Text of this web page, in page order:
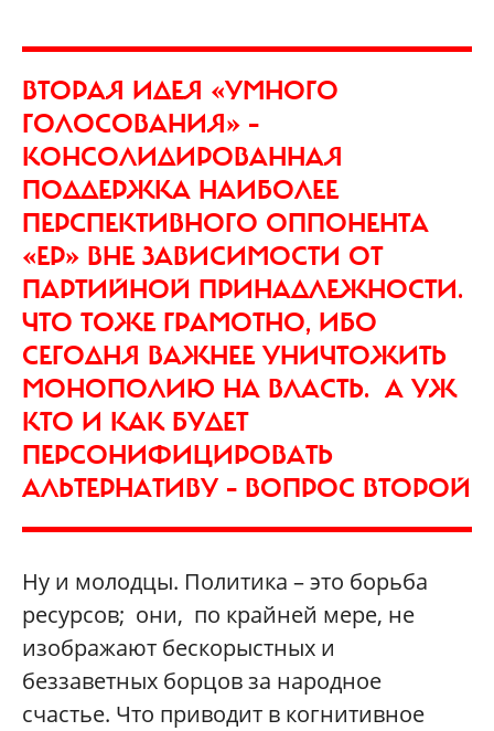
ВТОРАЯ ИДЕЯ «УМНОГО
ГОЛОСОВАНИЯ» –
КОНСОЛИДИРОВАННАЯ
ПОДДЕРЖКА НАИБОЛЕЕ
ПЕРСПЕКТИВНОГО ОППОНЕНТА
«ЕР» ВНЕ ЗАВИСИМОСТИ ОТ
ПАРТИЙНОЙ ПРИНАДЛЕЖНОСТИ.
ЧТО ТОЖЕ ГРАМОТНО, ИБО
СЕГОДНЯ ВАЖНЕЕ УНИЧТОЖИТЬ
МОНОПОЛИЮ НА ВЛАСТЬ. А УЖ
КТО И КАК БУДЕТ
ПЕРСОНИФИЦИРОВАТЬ
АЛЬТЕРНАТИВУ – ВОПРОС ВТОРОЙ
Ну и молодцы. Политика – это борьба
ресурсов; они, по крайней мере, не
изображают бескорыстных и
беззаветных борцов за народное
счастье. Что приводит в когнитивное